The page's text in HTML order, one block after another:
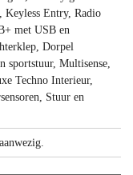
Keyless Entry, Radio
met USB en
Dorpel
sportstuur, Multisense,
Techno Interieur,
Stuur en